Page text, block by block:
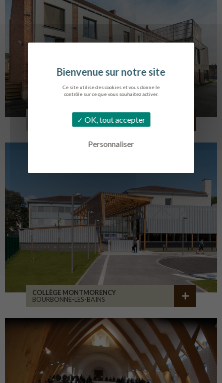
Ce site utilise des cookies et vous donne le
contrôle sur ce que vous souhaitez activer.
OK, tout accepter
Personnaliser
LOG. JEUNES TRAVAILLEURS
COLLÈGE MONTMORENCY
BOURBONNE-LES-BAINS